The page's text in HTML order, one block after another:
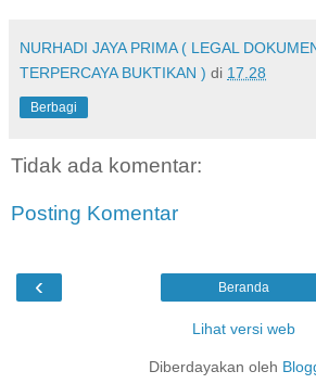
NURHADI JAYA PRIMA ( LEGAL
TERPERCAYA BUKTIKAN ) di 17.28
Berbagi
Tidak ada komentar:
Posting Komentar
‹ Beranda
Lihat versi web
Diberdayakan oleh